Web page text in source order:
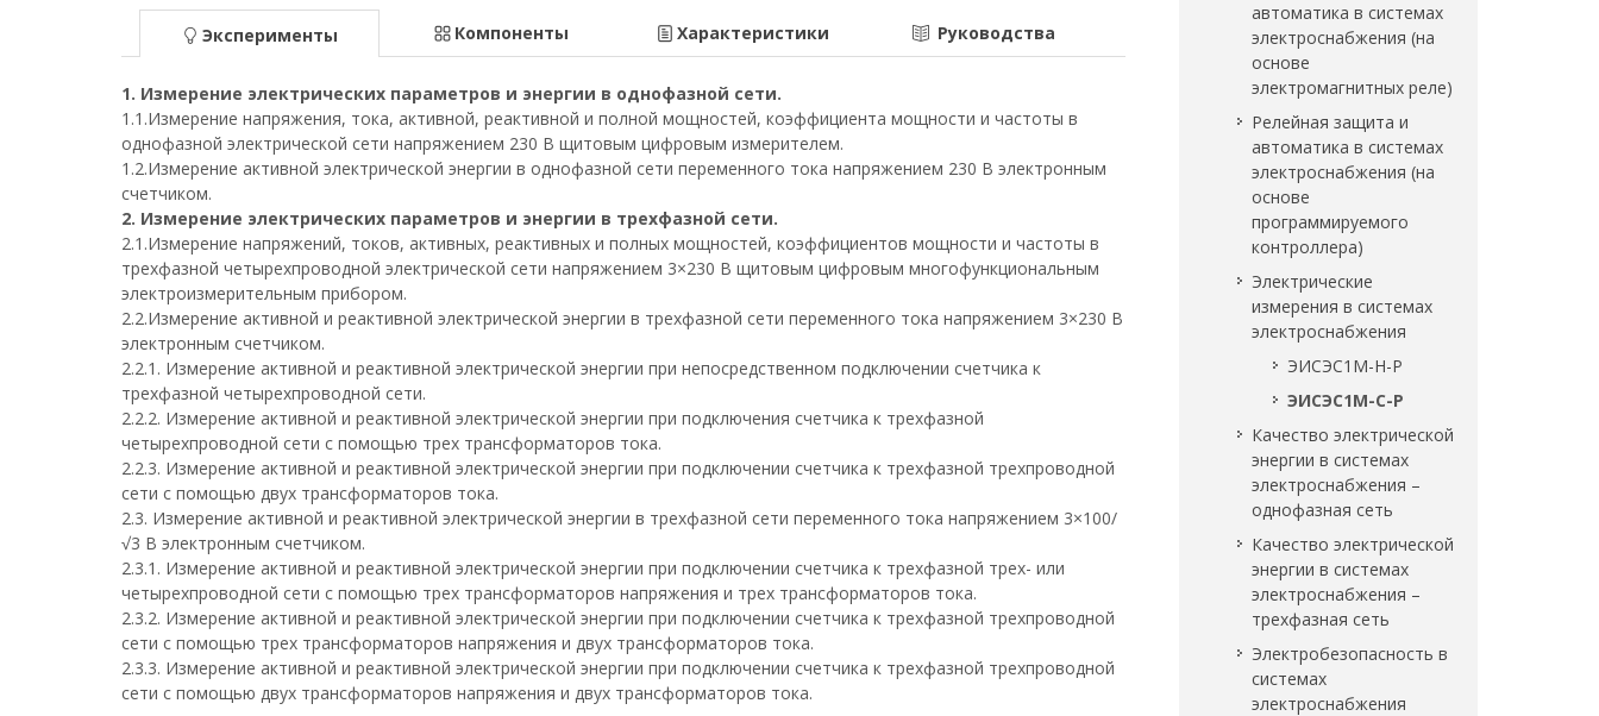
Эксперименты Компоненты Характеристики Руководства
1. Измерение электрических параметров и энергии в однофазной сети.
1.1.Измерение напряжения, тока, активной, реактивной и полной мощностей, коэффициента мощности и частоты в
однофазной электрической сети напряжением 230 В щитовым цифровым измерителем.
1.2.Измерение активной электрической энергии в однофазной сети переменного тока напряжением 230 В электронным
счетчиком.
2. Измерение электрических параметров и энергии в трехфазной сети.
2.1.Измерение напряжений, токов, активных, реактивных и полных мощностей, коэффициентов мощности и частоты в
трехфазной четырехпроводной электрической сети напряжением 3×230 В щитовым цифровым многофункциональным
электроизмерительным прибором.
2.2.Измерение активной и реактивной электрической энергии в трехфазной сети переменного тока напряжением 3×230 В
электронным счетчиком.
2.2.1. Измерение активной и реактивной электрической энергии при непосредственном подключении счетчика к
трехфазной четырехпроводной сети.
2.2.2. Измерение активной и реактивной электрической энергии при подключения счетчика к трехфазной
четырехпроводной сети с помощью трех трансформаторов тока.
2.2.3. Измерение активной и реактивной электрической энергии при подключении счетчика к трехфазной трехпроводной
сети с помощью двух трансформаторов тока.
2.3. Измерение активной и реактивной электрической энергии в трехфазной сети переменного тока напряжением 3×100/
√3 В электронным счетчиком.
2.3.1. Измерение активной и реактивной электрической энергии при подключении счетчика к трехфазной трех- или
четырехпроводной сети с помощью трех трансформаторов напряжения и трех трансформаторов тока.
2.3.2. Измерение активной и реактивной электрической энергии при подключении счетчика к трехфазной трехпроводной
сети с помощью трех трансформаторов напряжения и двух трансформаторов тока.
2.3.3. Измерение активной и реактивной электрической энергии при подключении счетчика к трехфазной трехпроводной
сети с помощью двух трансформаторов напряжения и двух трансформаторов тока.
автоматика в системах
электроснабжения (на
основе
электромагнитных реле)
Релейная защита и
автоматика в системах
электроснабжения (на
основе
программируемого
контроллера)
Электрические
измерения в системах
электроснабжения
ЭИСЭС1М-Н-Р
ЭИСЭС1М-С-Р
Качество электрической
энергии в системах
электроснабжения –
однофазная сеть
Качество электрической
энергии в системах
электроснабжения –
трехфазная сеть
Электробезопасность в
системах
электроснабжения